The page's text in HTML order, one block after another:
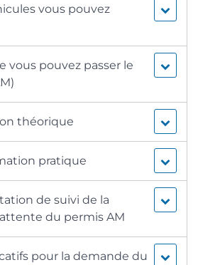
vous pouvez
vous pouvez passer le
théorique
pratique
de suivi de la
du permis AM
pour la demande du